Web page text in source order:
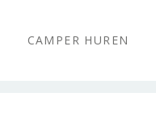
CAMPER HUREN